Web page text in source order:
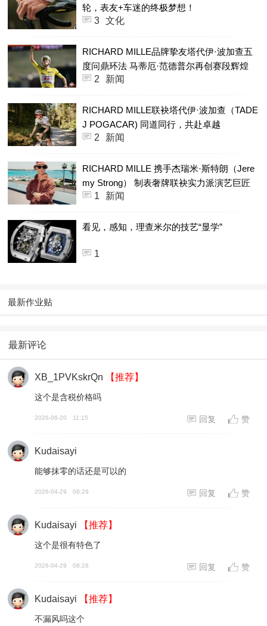
轮，表友+车迷的终极梦想！
3
文化
RICHARD MILLE品牌挚友塔代伊·波加查五
度问鼎环法 马蒂厄·范德普尔再创赛段辉煌
2
新闻
RICHARD MILLE联袂塔代伊·波加查（TADE
J POGACAR) 同道同行，共赴卓越
2
新闻
RICHARD MILLE 携手杰瑞米·斯特朗（Jere
my Strong） 制表奢牌联袂实力派演艺巨匠
1
新闻
看见，感知，理查米尔的技艺“显学”
1
最新作业贴
最新评论
XB_1PVKskrQn 【推荐】
这个是含税价格吗
2026-06-20 11:15 回复 赞
Kudaisayi
能够抹零的话还是可以的
2026-04-29 08:29 回复 赞
Kudaisayi 【推荐】
这个是很有特色了
2026-04-29 08:28 回复 赞
Kudaisayi 【推荐】
不漏风吗这个